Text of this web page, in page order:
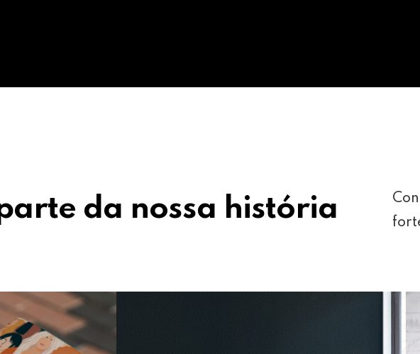
da nossa história